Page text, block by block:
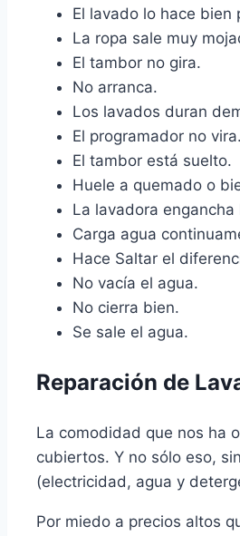
El lavado lo hace
La ropa sale muy
El tambor no gira.
No arranca.
Los lavados duran
El programador no vira.
El tambor está suelto.
Huele a quemado o
La lavadora
Carga agua
Hace Saltar el
No vacía el agua.
No cierra bien.
Se sale el agua.
Reparación de
La comodidad que nos ha
cubiertos. Y no sólo eso,
(electricidad, agua y
Por miedo a precios altos